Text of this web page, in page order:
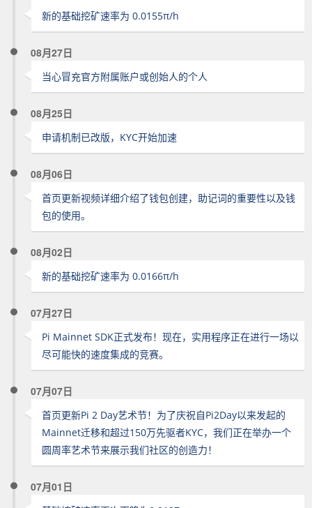
新的基础挖矿速率为 0.0155π/h
08月27日
当心冒充官方附属账户或创始人的个人
08月25日
申请机制已改版，KYC开始加速
08月06日
首页更新视频详细介绍了钱包创建，助记词的重要性以及钱
包的使用。
08月02日
新的基础挖矿速率为 0.0166π/h
07月27日
Pi Mainnet SDK正式发布！现在，实用程序正在进行一场以
尽可能快的速度集成的竞赛。
07月07日
首页更新Pi 2 Day艺术节！为了庆祝自Pi2Day以来发起的
Mainnet迁移和超过150万先驱者KYC，我们正在举办一个
圆周率艺术节来展示我们社区的创造力！
07月01日